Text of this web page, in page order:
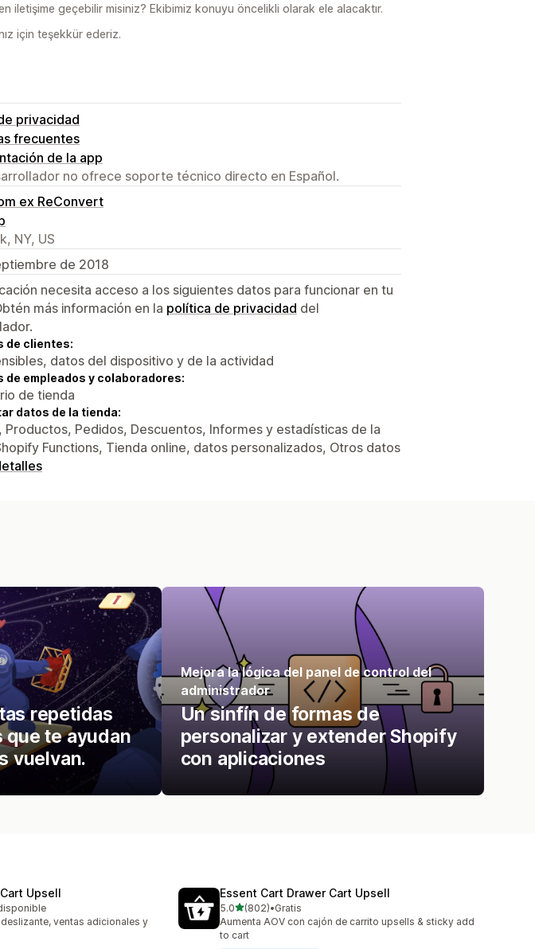
iletişime geçebilir misiniz? Ekibimiz konuyu öncelikli olarak ele alacaktır.
için teşekkür ederiz.
privacidad
frecuentes
de la app
no ofrece soporte técnico directo en Español.
ex ReConvert
NY, US
de 2018
necesita acceso a los siguientes datos para funcionar en tu
más información en la política de privacidad del
de clientes:
datos del dispositivo y de la actividad
de empleados y colaboradores:
de tienda
datos de la tienda:
Productos, Pedidos, Descuentos, Informes y estadísticas de la
Functions, Tienda online, datos personalizados, Otros datos
repetidas
que te ayudan
vuelvan.
Mejora la lógica del panel de control del
administrador
Un sinfín de formas de
personalizar y extender Shopify
con aplicaciones
Upsell
ventas adicionales y
Essent Cart Drawer Cart Upsell
5.0de 5 estrellas
(802)
802 reseñas en total
•Gratis
Aumenta AOV con cajón de carrito upsells & sticky add
to cart